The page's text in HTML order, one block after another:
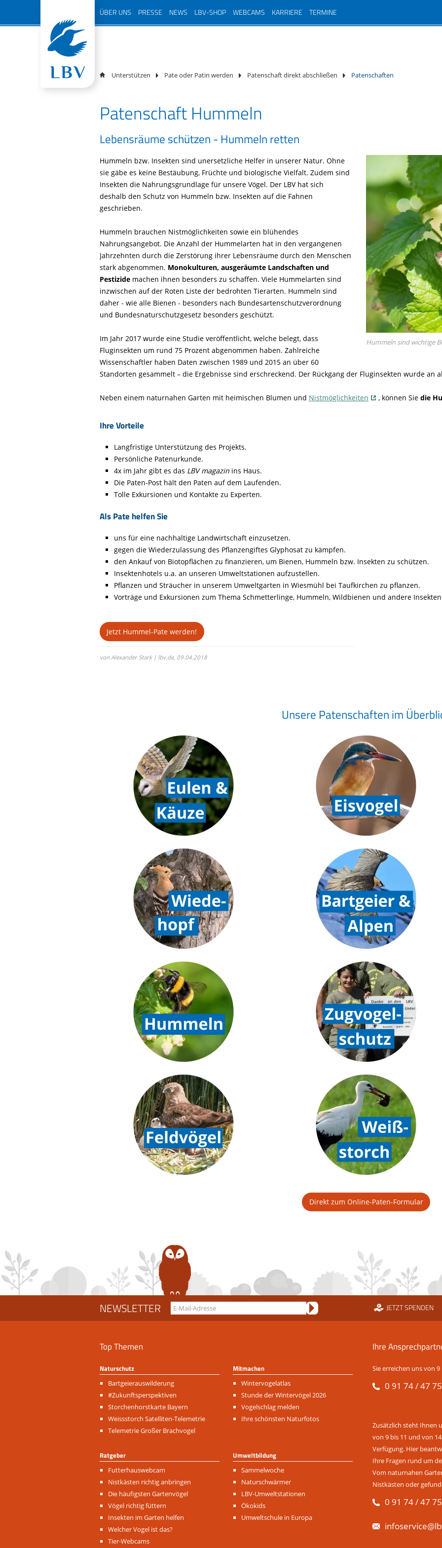
überspringen
ÜBER UNS
Vorstand
Beirat
Ehrenamtliche
Bayern
Jahresbericht
Jugendorganisation
Partner
Transparenz
Kontakt
bestellen
PRESSE
Freianzeigen
Birdlife Newsletter
NEWS LBV-SHOP WEBCAMS KARRIERE TERMINE
Unterstützen Pate oder Patin werden Patenschaft direkt abschließen Patenschaften
Patenschaft Hummeln
Lebensräume schützen - Hummeln retten
Hummeln sind wichtige
Hummeln bzw. Insekten sind unersetzliche Helfer in unserer Natur. Ohne
sie gäbe es keine Bestäubung, Früchte und biologische Vielfalt. Zudem sind
Insekten die Nahrungsgrundlage für unsere Vögel. Der LBV hat sich
deshalb den Schutz von Hummeln bzw. Insekten auf die Fahnen
geschrieben.
Hummeln brauchen Nistmöglichkeiten sowie ein blühendes
Nahrungsangebot. Die Anzahl der Hummelarten hat in den vergangenen
Jahrzehnten durch die Zerstörung ihrer Lebensräume durch den Menschen
stark abgenommen. Monokulturen, ausgeräumte Landschaften und
Pestizide machen ihnen besonders zu schaffen. Viele Hummelarten sind
inzwischen auf der Roten Liste der bedrohten Tierarten. Hummeln sind
daher - wie alle Bienen - besonders nach Bundesartenschutzverordnung
und Bundesnaturschutzgesetz besonders geschützt.
Im Jahr 2017 wurde eine Studie veröffentlicht, welche belegt, dass
Fluginsekten um rund 75 Prozent abgenommen haben. Zahlreiche
Wissenschaftler haben Daten zwischen 1989 und 2015 an über 60
Standorten gesammelt – die Ergebnisse sind erschreckend. Der Rückgang der Fluginsekten wurde
Neben einem naturnahen Garten mit heimischen Blumen und Nistmöglichkeiten , können Sie die
Ihre Vorteile
Langfristige Unterstützung des Projekts.
Persönliche Patenurkunde.
4x im Jahr gibt es das LBV magazinins Haus.
Die Paten-Post hält den Paten auf dem Laufenden.
Tolle Exkursionen und Kontakte zu Experten.
Als Pate helfen Sie
uns für eine nachhaltige Landwirtschaft einzusetzen.
gegen die Wiederzulassung des Pflanzengiftes Glyphosat zu kämpfen.
den Ankauf von Biotopflächen zu finanzieren, um Bienen, Hummeln bzw. Insekten zu schützen.
Insektenhotels u.a. an unseren Umweltstationen aufzustellen.
Pflanzen und Sträucher in unserem Umweltgarten in Wiesmühl bei Taufkirchen zu pflanzen.
Vorträge und Exkursionen zum Thema Schmetterlinge, Hummeln, Wildbienen und andere
Jetzt Hummel-Pate werden!
von Alexander Stark | lbv.de, 09.04.2018
Unsere Patenschaften im
Direkt zum Online-Paten-Formular
NEWSLETTER JETZT SPENDEN
Top Themen
Naturschutz
Navigation
überspringen
Bartgeierauswilderung
#Zukunftsperspektiven
Storchenhorstkarte Bayern
Weissstorch Satelliten-Telemetrie
Telemetrie Großer Brachvogel
Mitmachen
Navigation
überspringen
Wintervogelatlas
Stunde der Wintervögel 2026
Vogelschlag melden
Ihre schönsten Naturfotos
Ratgeber
Navigation
überspringen
Futterhauswebcam
Nistkästen richtig anbringen
Die häufigsten Gartenvögel
Vögel richtig füttern
Insekten im Garten helfen
Welcher Vogel ist das?
Tier-Webcams
Umweltbildung
Navigation
überspringen
Sammelwoche
Naturschwärmer
LBV-Umweltstationen
Ökokids
Umweltschule in Europa
Ihre
Sie erreichen uns von
0 91 74 / 47
Zusätzlich steht Ihnen
von 9 bis 11 und von
Verfügung. Hier
Ihre Fragen rund um
Vom naturnahen
Nistkästen oder
0 91 74 / 47